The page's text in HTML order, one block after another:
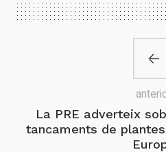
La PRE adverteix
tancaments de